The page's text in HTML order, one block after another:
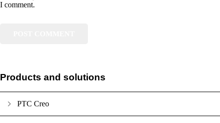
I comment.
Products and solutions
PTC Creo